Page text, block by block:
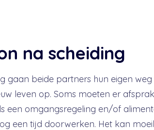
na scheiding
gaan beide partners hun eigen weg
leven op. Soms moeten er
een omgangsregeling en/of
een tijd doorwerken. Het kan